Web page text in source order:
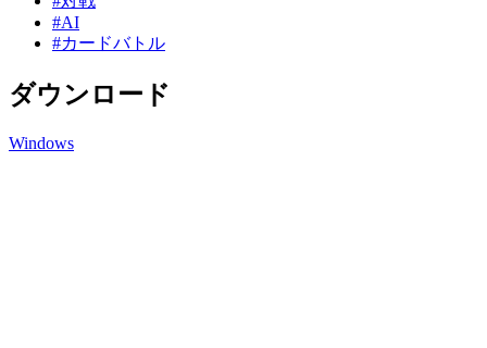
#AI
#カードバトル
ダウンロード
Windows